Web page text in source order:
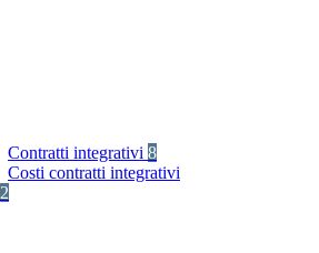
Contratti integrativi 8
Costi contratti integrativi
2